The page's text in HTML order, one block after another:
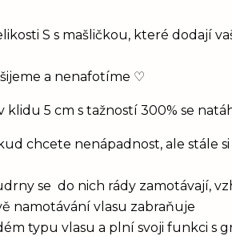
S s mašličkou, které dodají
a nenafotíme ♡
5 cm s tažností 300% se
chcete nenápadnost, ale stále
se do nich rády zamotávají,
namotávání vlasu zabraňuje
typu vlasu a plní svoji funkci s